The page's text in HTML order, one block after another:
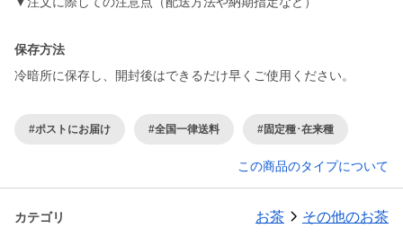
保存方法
冷暗所に保存し、開封後はできるだけ早くご使用ください。
#ポストにお届け #全国一律送料 #固定種･在来種
この商品のタイプについて
カテゴリ お茶 その他のお茶